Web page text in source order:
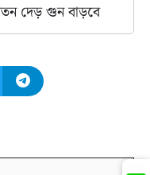
দেড় গুন বাড়বে